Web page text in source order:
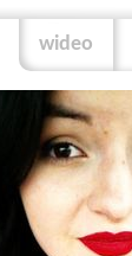
wideo